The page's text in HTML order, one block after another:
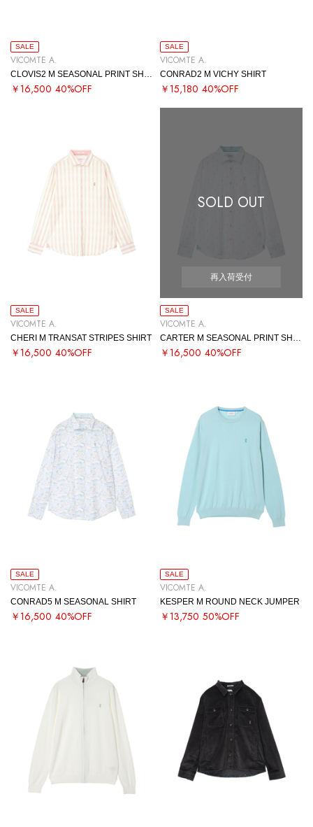
SALE
VICOMTE A.
￥16,500 40%OFF
SALE
VICOMTE A.
CONRAD2 M VICHY SHIRT
￥15,180 40%OFF
SALE
VICOMTE A.
CHERI M TRANSAT STRIPES SHIRT
￥16,500 40%OFF
SOLD OUT
再入荷受付
SALE
VICOMTE A.
￥16,500 40%OFF
SALE
VICOMTE A.
CONRAD5 M SEASONAL SHIRT
￥16,500 40%OFF
SALE
VICOMTE A.
KESPER M ROUND NECK JUMPER
￥13,750 50%OFF